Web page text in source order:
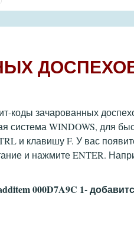
коды зачарованных
система WINDOWS, для
и клавишу F. У вас
и нажмите ENTER.
000D7A9C 1-